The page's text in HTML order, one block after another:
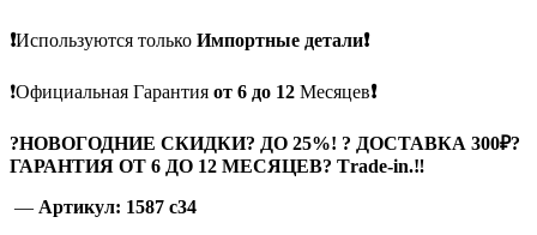
❗Используются только Импортные детали❗
❗Официальная Гарантия от 6 до 12 Месяцев❗
?НОВОГОДНИЕ СКИДКИ? ДО 25%! ? ДОСТАВКА 300₽?
ГАРАНТИЯ ОТ 6 ДО 12 МЕСЯЦЕВ? Тrade-in.‼
— Артикул: 1587 c34